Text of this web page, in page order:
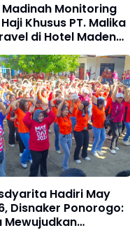
Monitoring
Khusus PT. Malika
di Hotel Maden
Hadiri May
Disnaker Ponorogo:
Mewujudkan